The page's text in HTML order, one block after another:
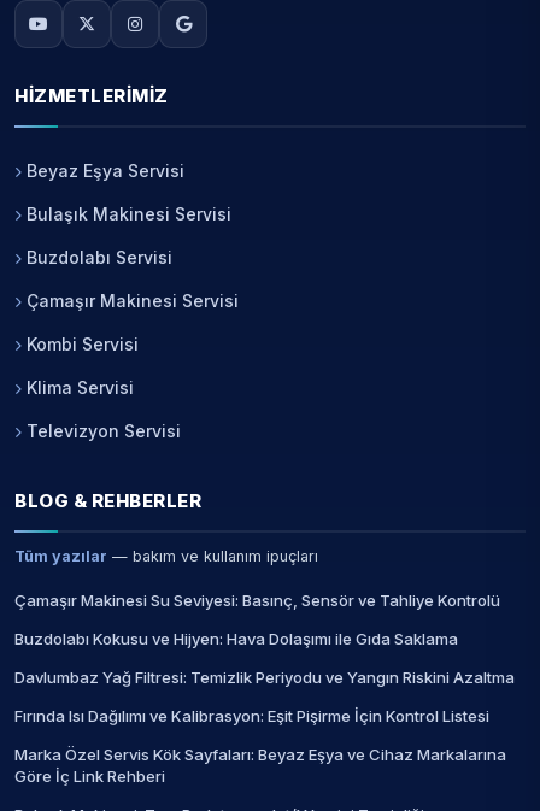
HIZMETLERIMIZ
Beyaz Eşya Servisi
Bulaşık Makinesi Servisi
Buzdolabı Servisi
Çamaşır Makinesi Servisi
Kombi Servisi
Klima Servisi
Televizyon Servisi
BLOG & REHBERLER
Tüm yazılar — bakım ve kullanım ipuçları
Çamaşır Makinesi Su Seviyesi: Basınç, Sensör ve Tahliye Kontrolü
Buzdolabı Kokusu ve Hijyen: Hava Dolaşımı ile Gıda Saklama
Davlumbaz Yağ Filtresi: Temizlik Periyodu ve Yangın Riskini Azaltma
Fırında Isı Dağılımı ve Kalibrasyon: Eşit Pişirme İçin Kontrol Listesi
Marka Özel Servis Kök Sayfaları: Beyaz Eşya ve Cihaz Markalarına
Göre İç Link Rehberi